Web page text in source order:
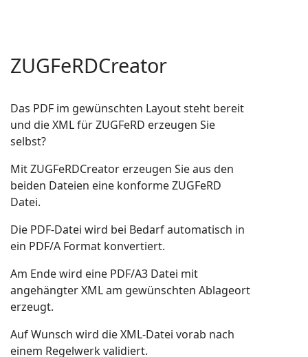
ZUGFeRDCreator
Das PDF im gewünschten Layout steht bereit
und die XML für ZUGFeRD erzeugen Sie
selbst?
Mit ZUGFeRDCreator erzeugen Sie aus den
beiden Dateien eine konforme ZUGFeRD
Datei.
Die PDF-Datei wird bei Bedarf automatisch in
ein PDF/A Format konvertiert.
Am Ende wird eine PDF/A3 Datei mit
angehängter XML am gewünschten Ablageort
erzeugt.
Auf Wunsch wird die XML-Datei vorab nach
einem Regelwerk validiert.